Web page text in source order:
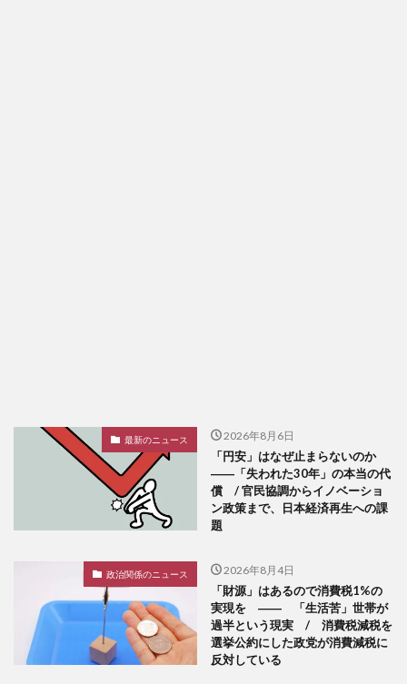
最新のニュース 2026年8月6日
「円安」はなぜ止まらないのか
――「失われた30年」の本当の代
償 / 官民協調からイノベーショ
ン政策まで、日本経済再生への課
題
政治関係のニュース 2026年8月4日
「財源」はあるので消費税1%の
実現を ―― 「生活苦」世帯が
過半という現実 / 消費税減税を
選挙公約にした政党が消費減税に
反対している